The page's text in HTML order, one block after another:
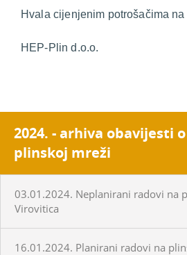
Hvala cijenjenim potrošačima
HEP-Plin d.o.o.
2024. - arhiva obavijesti
plinskoj mreži
03.01.2024. Neplanirani radovi na
Virovitica
16.01.2024. Planirani radovi na